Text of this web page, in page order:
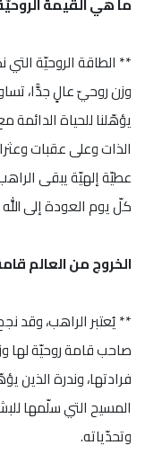
** الطاقة الروحيّة
وزن روحيّ عالٍ جدًّا،
يؤهّلنا للحياة الدائمة
الذات وعلى عقبات
عطيّة إلهيّة يبقى
كلّ يوم العودة إلى
الخروج من العالم
** يُعتبر الراهب، وقد
صاحب قامة روحيّة لها
فرادتها، وندرة الذين
المسيح التي سلّمها
وتحدّياته.